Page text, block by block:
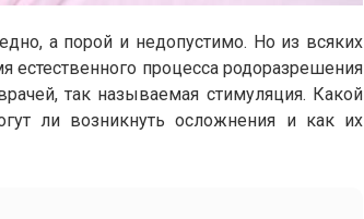
а порой и недопустимо. Но из всяких
естественного процесса родоразрешения
так называемая стимуляция. Какой
ли возникнуть осложнения и как их